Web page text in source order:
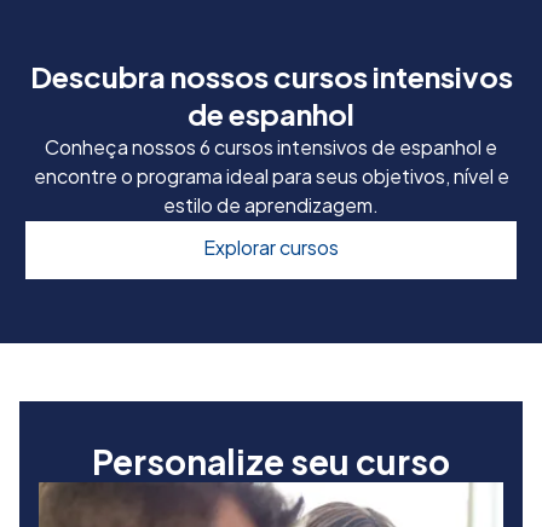
Descubra nossos cursos intensivos
de espanhol
Conheça nossos 6 cursos intensivos de espanhol e
encontre o programa ideal para seus objetivos, nível e
estilo de aprendizagem.
Explorar cursos
Personalize seu curso